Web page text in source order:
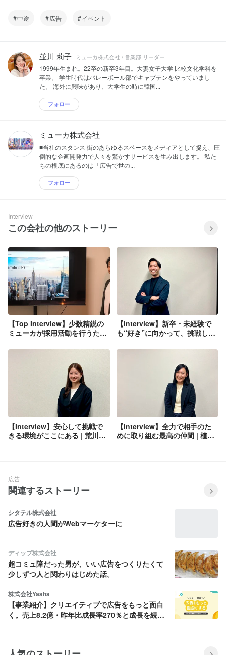
中途 広告 イベント
並川 莉子 ミューカ株式会社 / 営業部 リーダー
1999年生まれ。22卒の新卒3年目。大妻女子大学 比較文化学科を
卒業。 学生時代はバレーボール部でキャプテンをやっていまし
た。 海外に興味があり、大学生の時に韓国...
フォロー
ミューカ株式会社
■当社のスタンス 街のあらゆるスペースをメディアとして捉え、圧
倒的な企画開発力で人々を驚かすサービスを生み出します。 私た
ちの根底にあるのは「広告で世の...
フォロー
Interview
この会社の他のストーリー
【Top Interview】少数精鋭の
ミューカが採用活動を行うたっ
【Interview】新卒・未経験で
も“好き”に向かって、挑戦し続
【Interview】安心して挑戦で
きる環境がここにある | 荒川愛
【Interview】全力で相手のた
めに取り組む最高の仲間 | 植村
広告
関連するストーリー
シタテル株式会社
広告好きの人間がWebマーケターに
ディップ株式会社
超コミュ障だった男が、いい広告をつくりたくて
少しずつ人と関わりはじめた話。
株式会社Yaaha
【事業紹介】クリエイティブで広告をもっと面白
く。売上8.2億・昨年比成長率270％と成長を続け